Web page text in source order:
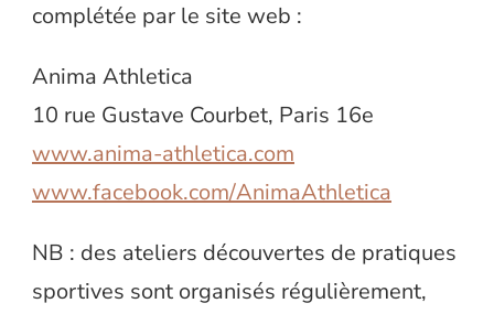
complétée par le site web :
Anima Athletica
10 rue Gustave Courbet, Paris 16e
www.anima-athletica.com
www.facebook.com/AnimaAthletica
NB : des ateliers découvertes de pratiques
sportives sont organisés régulièrement,